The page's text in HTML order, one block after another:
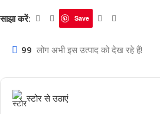
साझा करें: Save
99 लोग अभी इस उत्पाद को देख रहे हैं!
स्टोर से उठाएं